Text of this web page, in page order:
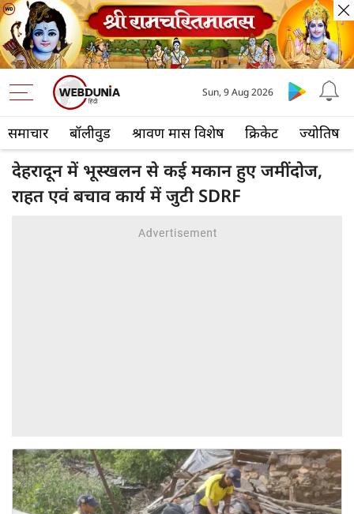
समाचार बॉलीवुड श्रावण मास विशेष क्रिकेट ज्योतिष
Sun, 9 Aug 2026
देहरादून में भूस्‍खलन से कई मकान हुए जमींदोज,
राहत एवं बचाव कार्य में जुटी SDRF